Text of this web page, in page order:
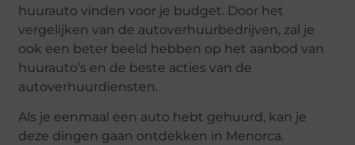
huurauto vinden voor je budget. Door het
vergelijken van de autoverhuurbedrijven, zal je
ook een beter beeld hebben op het aanbod van
huurauto’s en de beste acties van de
autoverhuurdiensten.
Als je eenmaal een auto hebt gehuurd, kan je
deze dingen gaan ontdekken in Menorca.